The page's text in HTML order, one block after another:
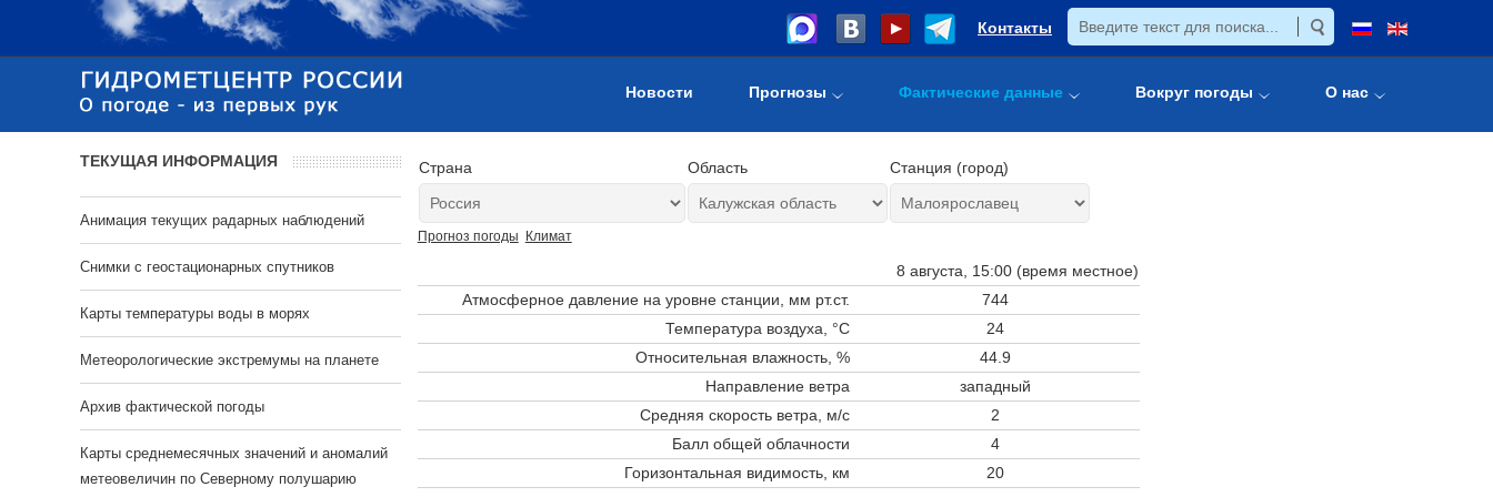
Контакты
Новости Прогнозы Фактические данные Вокруг погоды О нас
Страна Область Станция (город)
Прогноз погоды Климат
8 августа, 15:00 (время местное)
Атмосферное давление на уровне станции, мм рт.ст.
744
Температура воздуха, °C
24
Относительная влажность, %
44.9
Направление ветра
западный
Средняя скорость ветра, м/с
2
Балл общей облачности
4
Горизонтальная видимость, км
20
ТЕКУЩАЯ ИНФОРМАЦИЯ
Анимация текущих радарных наблюдений
Cнимки с геостационарных спутников
Карты температуры воды в морях
Метеорологические экстремумы на планете
Архив фактической погоды
Карты среднемесячных значений и аномалий
метеовеличин по Северному полушарию